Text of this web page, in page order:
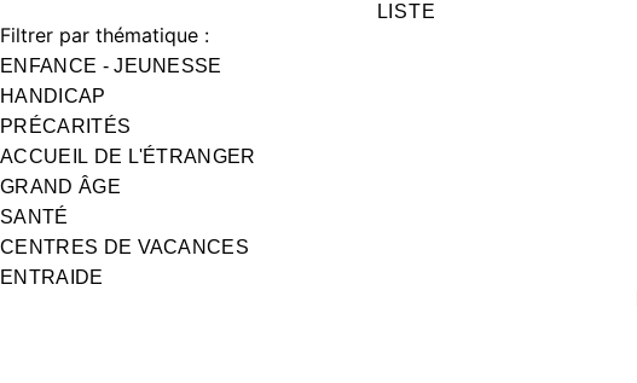
LISTE
Filtrer par thématique :
ENFANCE - JEUNESSE
HANDICAP
PRÉCARITÉS
ACCUEIL DE L'ÉTRANGER
GRAND ÂGE
SANTÉ
CENTRES DE VACANCES
ENTRAIDE